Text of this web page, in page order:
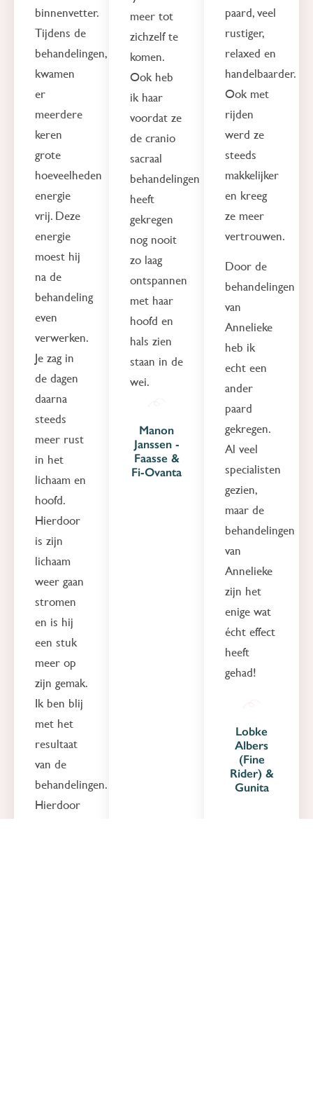
binnenvetter.
Tijdens de
behandelingen,
kwamen
er
meerdere
keren
grote
hoeveelheden
energie
vrij. Deze
energie
moest hij
na de
behandeling
even
verwerken.
Je zag in
de dagen
daarna
steeds
meer rust
in het
lichaam en
hoofd.
Hierdoor
is zijn
lichaam
weer gaan
stromen
en is hij
een stuk
meer op
zijn gemak.
Ik ben blij
met het
resultaat
van de
behandelingen.
Hierdoor
meer tot
zichzelf te
komen.
Ook heb
ik haar
voordat ze
de cranio
sacraal
behandelingen
heeft
gekregen
nog nooit
zo laag
ontspannen
met haar
hoofd en
hals zien
staan in de
wei.
Manon
Janssen -
Faasse &
Fi-Ovanta
paard, veel
rustiger,
relaxed en
handelbaarder.
Ook met
rijden
werd ze
steeds
makkelijker
en kreeg
ze meer
vertrouwen.
Door de
behandelingen
van
Annelieke
heb ik
echt een
ander
paard
gekregen.
Al veel
specialisten
gezien,
maar de
behandelingen
van
Annelieke
zijn het
enige wat
écht effect
heeft
gehad!
Lobke
Albers
(Fine
Rider) &
Gunita